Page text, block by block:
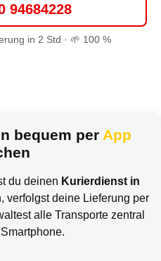
94684228
in 2 Std · 🌱 100 %
bequem per App
du deinen Kurierdienst in
verfolgst deine Lieferung per
alle Transporte zentral